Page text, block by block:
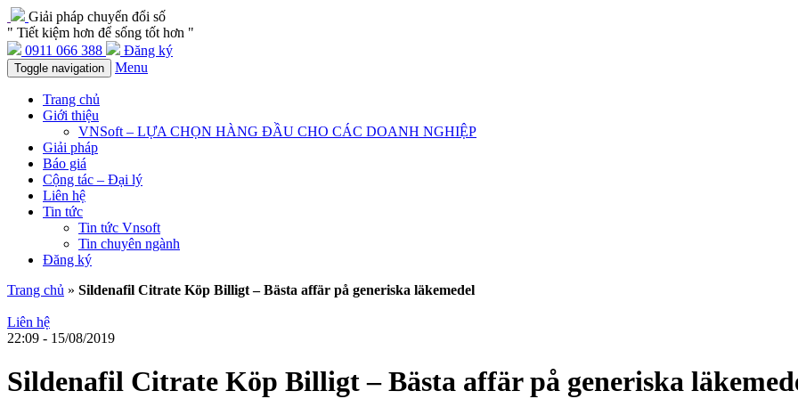
Giải pháp chuyển đổi số
" Tiết kiệm hơn để sống tốt hơn "
0911 066 388
Đăng ký
Toggle navigation Menu
Trang chủ
Giới thiệu
VNSoft – LỰA CHỌN HÀNG ĐẦU CHO CÁC DOANH NGHIỆP
Giải pháp
Báo giá
Cộng tác – Đại lý
Liên hệ
Tin tức
Tin tức Vnsoft
Tin chuyên ngành
Đăng ký
Trang chủ » Sildenafil Citrate Köp Billigt – Bästa affär på generiska läkemedel
Liên hệ
22:09 - 15/08/2019
Sildenafil Citrate Köp Billigt – Bästa affär på generiska